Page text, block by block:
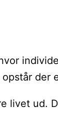
livet